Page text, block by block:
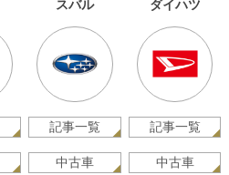
スバル
記事一覧
中古車
ダイハツ
記事一覧
中古車